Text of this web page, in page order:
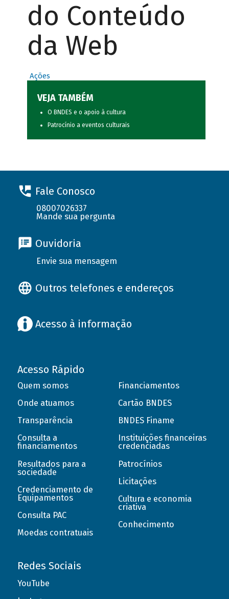
do Conteúdo
da Web
Ações
VEJA TAMBÉM
O BNDES e o apoio à cultura
Patrocínio a eventos culturais
Fale Conosco
08007026337
Mande sua pergunta
Ouvidoria
Envie sua mensagem
Outros telefones e endereços
Acesso à informação
Acesso Rápido
Quem somos
Onde atuamos
Transparência
Consulta a
financiamentos
Resultados para a
sociedade
Credenciamento de
Equipamentos
Consulta PAC
Moedas contratuais
Financiamentos
Cartão BNDES
BNDES Finame
Instituições financeiras
credenciadas
Patrocínios
Licitações
Cultura e economia
criativa
Conhecimento
Redes Sociais
YouTube